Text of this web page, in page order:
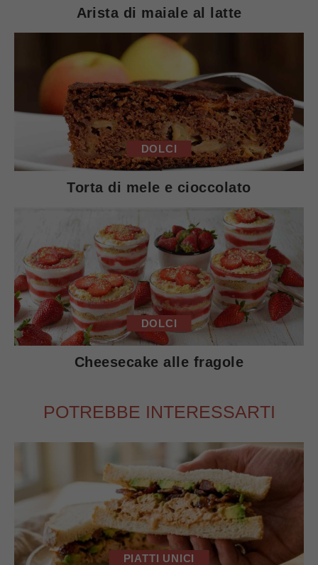
Arista di maiale al latte
DOLCI
Torta di mele e cioccolato
DOLCI
Cheesecake alle fragole
POTREBBE INTERESSARTI
PIATTI UNICI